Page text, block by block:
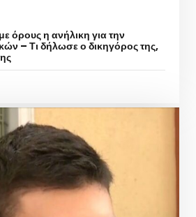
όρους η ανήλικη για την
– Τι δήλωσε ο δικηγόρος της,